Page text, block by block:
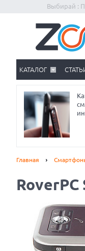
Выбирай :
КАТАЛОГ
Главная
RoverPC